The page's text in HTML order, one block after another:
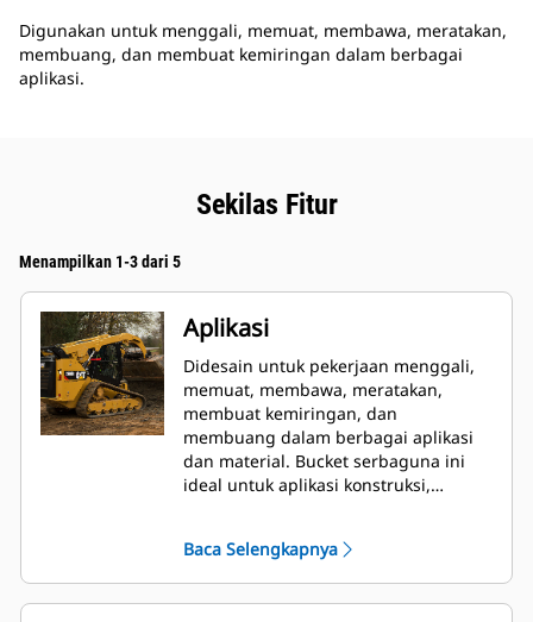
Digunakan untuk menggali, memuat, membawa, meratakan,
membuang, dan membuat kemiringan dalam berbagai
aplikasi.
Sekilas Fitur
Menampilkan 1-3 dari 5
Aplikasi
Didesain untuk pekerjaan menggali,
memuat, membawa, meratakan,
membuat kemiringan, dan
membuang dalam berbagai aplikasi
dan material. Bucket serbaguna ini
ideal untuk aplikasi konstruksi,
Baca Selengkapnya